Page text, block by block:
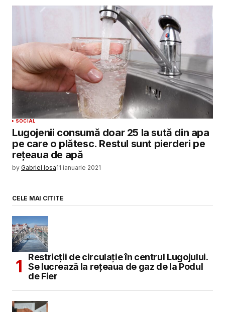
SOCIAL
Lugojenii consumă doar 25 la sută din apa
pe care o plătesc. Restul sunt pierderi pe
rețeaua de apă
by Gabriel Iosa11 ianuarie 2021
CELE MAI CITITE
Restricții de circulație în centrul Lugojului.
Se lucrează la rețeaua de gaz de la Podul
de Fier